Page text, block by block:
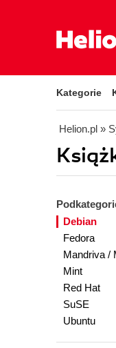
Kategorie
Helion.pl »
Debian
Fedora
Mandriva /
Mint
Red Hat
SuSE
Ubuntu